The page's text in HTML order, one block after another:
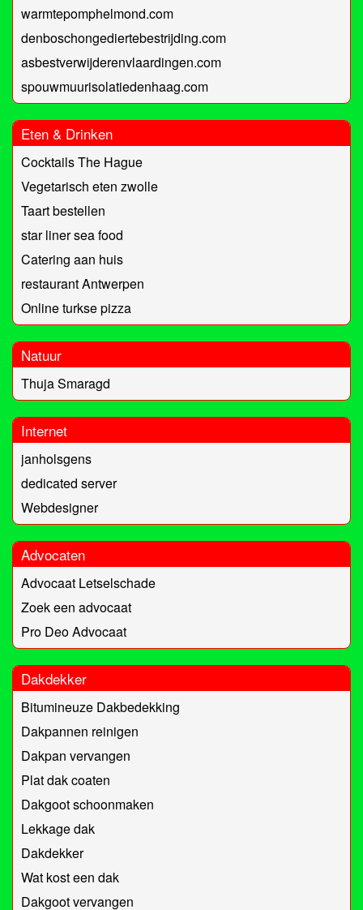
warmtepomphelmond.com
denboschongediertebestrijding.com
asbestverwijderenvlaardingen.com
spouwmuurisolatiedenhaag.com
Eten & Drinken
Cocktails The Hague
Vegetarisch eten zwolle
Taart bestellen
star liner sea food
Catering aan huis
restaurant Antwerpen
Online turkse pizza
Natuur
Thuja Smaragd
Internet
janholsgens
dedicated server
Webdesigner
Advocaten
Advocaat Letselschade
Zoek een advocaat
Pro Deo Advocaat
Dakdekker
Bitumineuze Dakbedekking
Dakpannen reinigen
Dakpan vervangen
Plat dak coaten
Dakgoot schoonmaken
Lekkage dak
Dakdekker
Wat kost een dak
Dakgoot vervangen